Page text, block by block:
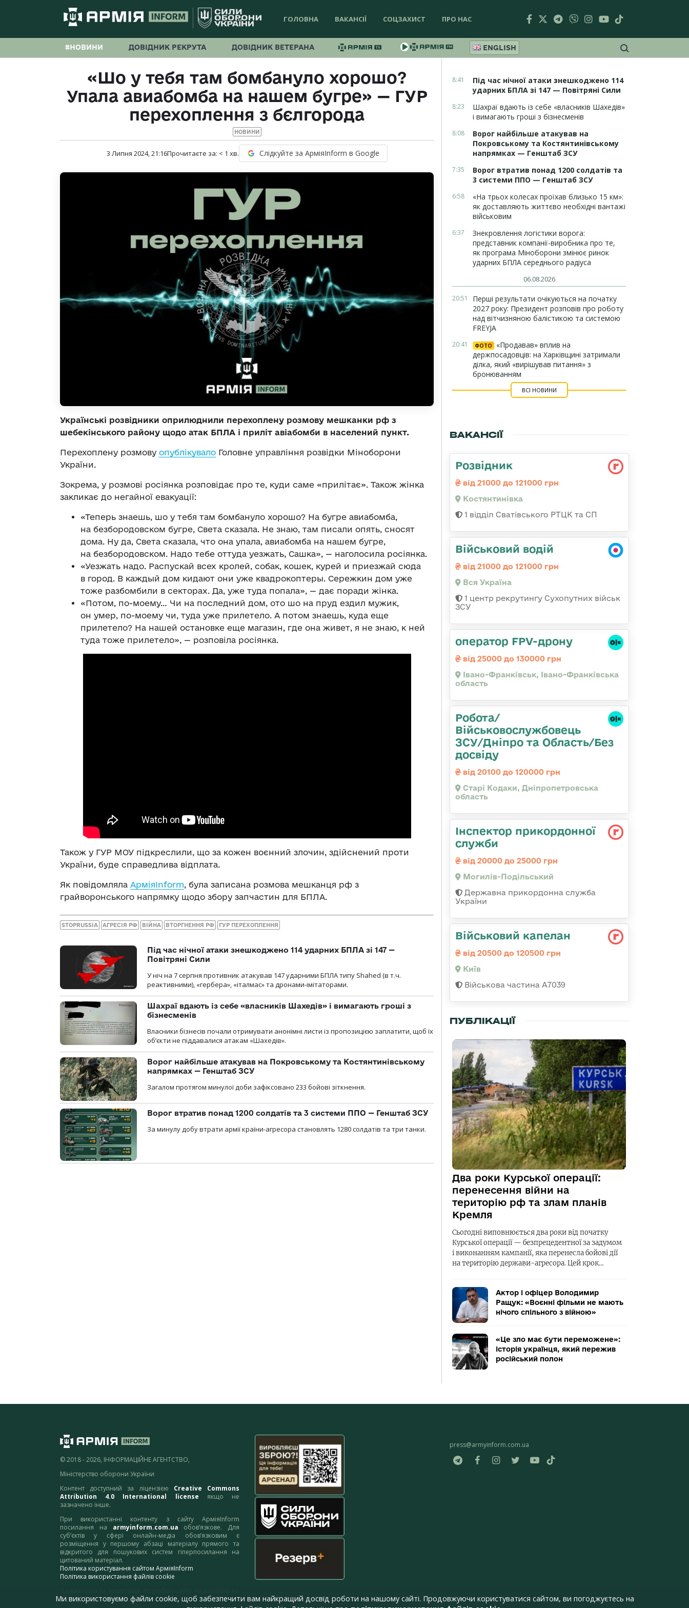
ГОЛОВНА ВАКАНСІЇ СОЦЗАХИСТ ПРО НАС
#НОВИНИ ДОВІДНИК РЕКРУТА ДОВІДНИК ВЕТЕРАНА ENGLISH
«Шо у тебя там бомбануло хорошо?
Упала авиабомба на нашем бугре» — ГУР
перехоплення з бєлгорода
НОВИНИ
3 Липня 2024, 21:16Прочитаєте за: < 1 хв. Слідкуйте за АрміяInform в Google
Українські розвідники оприлюднили перехоплену розмову мешканки рф з
шебекінського району щодо атак БПЛА і приліт авіабомби в населений пункт.
Перехоплену розмову опублікувало Головне управління розвідки Міноборони
України.
Зокрема, у розмові росіянка розповідає про те, куди саме «прилітає». Також жінка
закликає до негайної евакуації:
«Теперь знаешь, шо у тебя там бомбануло хорошо? На бугре авиабомба,
на безбородовском бугре, Света сказала. Не знаю, там писали опять, сносят
дома. Ну да, Света сказала, что она упала, авиабомба на нашем бугре,
на безбородовском. Надо тебе оттуда уезжать, Сашка», — наголосила росіянка.
«Уезжать надо. Распускай всех кролей, собак, кошек, курей и приезжай сюда
в город. В каждый дом кидают они уже квадрокоптеры. Сережкин дом уже
тоже разбомбили в секторах. Да, уже туда попала», — дає поради жінка.
«Потом, по-моему… Чи на последний дом, ото шо на пруд ездил мужик,
он умер, по-моему чи, туда уже прилетело. А потом знаешь, куда еще
прилетело? На нашей остановке еще магазин, где она живет, я не знаю, к ней
туда тоже прилетело», — розповіла росіянка.
Також у ГУР МОУ підкреслили, що за кожен воєнний злочин, здійснений проти
України, буде справедлива відплата.
Як повідомляла АрміяInform, була записана розмова мешканця рф з
грайворонського напрямку щодо збору запчастин для БПЛА.
STOPRUSSIA АГРЕСІЯ РФ ВІЙНА ВТОРГНЕННЯ РФ ГУР ПЕРЕХОПЛЕННЯ
Під час нічної атаки знешкоджено 114 ударних БПЛА зі 147 —
Повітряні Сили
У ніч на 7 серпня противник атакував 147 ударними БПЛА типу Shahed (в т.ч.
реактивними), «гербера», «італмас» та дронами-імітаторами.
Шахраї вдають із себе «власників Шахедів» і вимагають гроші з
бізнесменів
Власники бізнесів почали отримувати анонімні листи із пропозицією заплатити, щоб їх
об’єкти не піддавалися атакам «Шахедів».
Ворог найбільше атакував на Покровському та Костянтинівському
напрямках — Генштаб ЗСУ
Загалом протягом минулої доби зафіксовано 233 бойові зіткнення.
Ворог втратив понад 1200 солдатів та 3 системи ППО — Генштаб ЗСУ
За минулу добу втрати армії країни-агресора становлять 1280 солдатів та три танки.
8:41
Під час нічної атаки знешкоджено 114
ударних БПЛА зі 147 — Повітряні Сили
8:23
Шахраї вдають із себе «власників Шахедів»
і вимагають гроші з бізнесменів
8:08
Ворог найбільше атакував на
Покровському та Костянтинівському
напрямках — Генштаб ЗСУ
7:35
Ворог втратив понад 1200 солдатів та
3 системи ППО — Генштаб ЗСУ
6:58
«На трьох колесах проїхав близько 15 км»:
як доставляють життєво необхідні вантажі
військовим
6:37
Знекровлення логістики ворога:
представник компанії-виробника про те,
як програма Міноборони змінює ринок
ударних БПЛА середнього радіуса
06.08.2026
20:51
Перші результати очікуються на початку
2027 року: Президент розповів про роботу
над вітчизняною балістикою та системою
FREYJA
20:41 ФОТО
«Продавав» вплив на
держпосадовців: на Харківщині затримали
ділка, який «вирішував питання» з
бронюванням
ВСІ НОВИНИ
ВАКАНСІЇ
Розвідник
від 21000 до 121000 грн
Костянтинівка
1 відділ Сватівського РТЦК та СП
Військовий водій
від 21000 до 121000 грн
Вся Україна
1 центр рекрутингу Сухопутних військ
ЗСУ
оператор FPV-дрону
від 25000 до 130000 грн
Івано-Франківськ, Івано-Франківська
область
Робота/
Військовослужбовець
ЗСУ/Дніпро та Область/Без
досвіду
від 20100 до 120000 грн
Старі Кодаки, Дніпропетровська
область
Інспектор прикордонної
служби
від 20000 до 25000 грн
Могилів-Подільський
Державна прикордонна служба
України
Військовий капелан
від 20500 до 120500 грн
Київ
Військова частина А7039
ПУБЛІКАЦІЇ
Два роки Курської операції:
перенесення війни на
територію рф та злам планів
Кремля
Сьогодні виповнюється два роки від початку
Курської операції — безпрецедентної за задумом
і виконанням кампанії, яка перенесла бойові дії
на територію держави-агресора. Цей крок…
Актор і офіцер Володимир
Ращук: «Воєнні фільми не мають
нічого спільного з війною»
«Це зло має бути переможене»:
історія українця, який пережив
російський полон
© 2018 - 2026, ІНФОРМАЦІЙНЕ АГЕНТСТВО,
Міністерство оборони України
Контент доступний за ліцензією Creative Commons
Attribution 4.0 International license якщо не
зазначено інше.
При використанні контенту з сайту АрміяInform
посилання на armyinform.com.ua обов’язкове. Для
суб’єктів у сфері онлайн-медіа обов’язковим є
розміщення у першому абзаці матеріалу прямого та
відкритого для пошукових систем гіперпосилання на
цитований матеріал.
Політика користування сайтом АрміяInform
Політика використання файлів cookie
адресу:webmaster@armyinform.com.ua
press@armyinform.com.ua
Ми використовуємо файли cookie, щоб забезпечити вам найкращий досвід роботи на нашому сайті. Продовжуючи користуватися сайтом, ви погоджуєтесь на